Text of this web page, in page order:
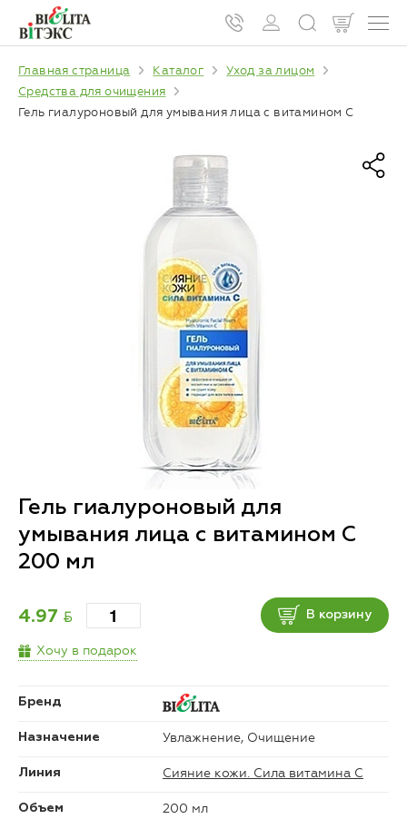
Главная страница Каталог
Уход за лицом
Средства для очищения
Гель гиалуроновый для умывания лица с витамином C
Гель гиалуроновый для
умывания лица с витамином C
200 мл
4.97 BYN В корзину
Хочу в подарок
Бренд
Назначение Увлажнение, Очищение
Линия Сияние кожи. Сила витамина C
Объем 200 мл